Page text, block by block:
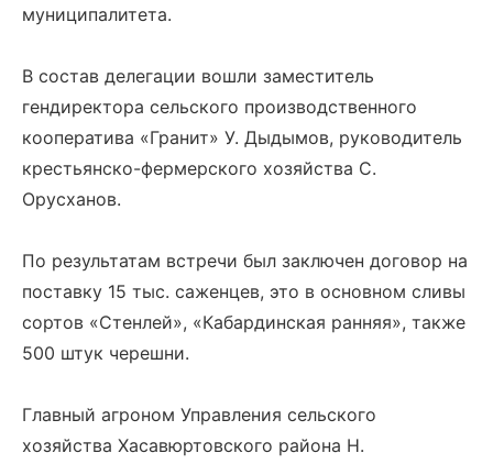
муниципалитета.
В состав делегации вошли заместитель
гендиректора сельского производственного
кооператива «Гранит» У. Дыдымов, руководитель
крестьянско-фермерского хозяйства С.
Орусханов.
По результатам встречи был заключен договор на
поставку 15 тыс. саженцев, это в основном сливы
сортов «Стенлей», «Кабардинская ранняя», также
500 штук черешни.
Главный агроном Управления сельского
хозяйства Хасавюртовского района Н.